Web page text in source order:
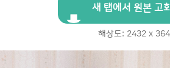
새 탭에서 원본 고
해상도: 2432 x